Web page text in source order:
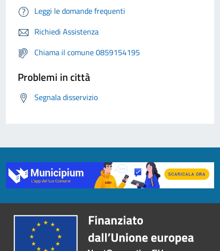
Leggi le domande frequenti
Richiedi Assistenza
Chiama il comune 0859154195
Problemi in città
Segnala disservizio